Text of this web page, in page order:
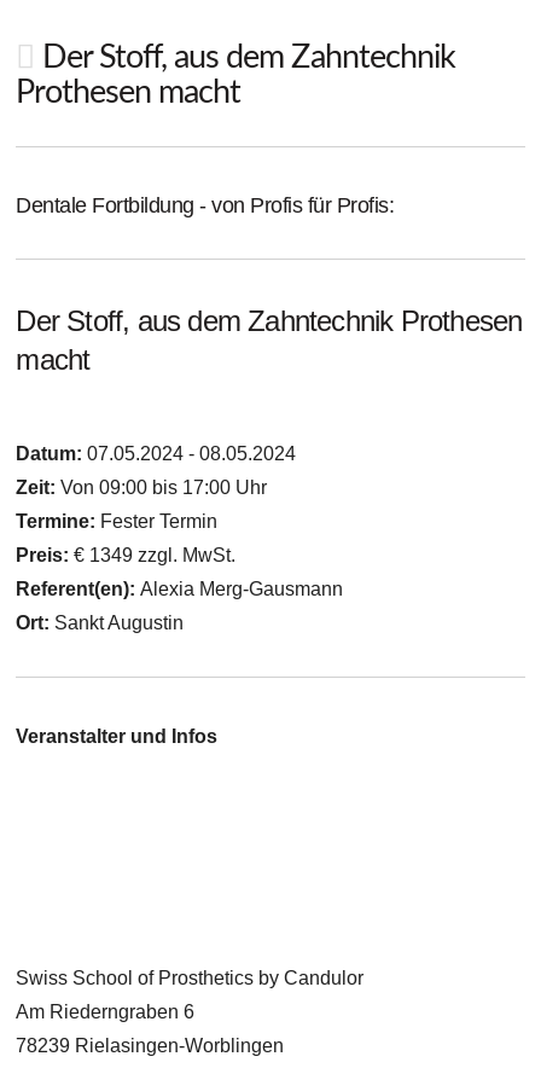
Der Stoff, aus dem Zahntechnik
Prothesen macht
Dentale Fortbildung - von Profis für Profis:
Der Stoff, aus dem Zahntechnik Prothesen
macht
Datum:07.05.2024 - 08.05.2024
Zeit: Von 09:00 bis 17:00 Uhr
Termine: Fester Termin
Preis: € 1349 zzgl. MwSt.
Referent(en):Alexia Merg-Gausmann
Ort: Sankt Augustin
Veranstalter und Infos
Swiss School of Prosthetics by Candulor
Am Riederngraben 6
78239 Rielasingen-Worblingen